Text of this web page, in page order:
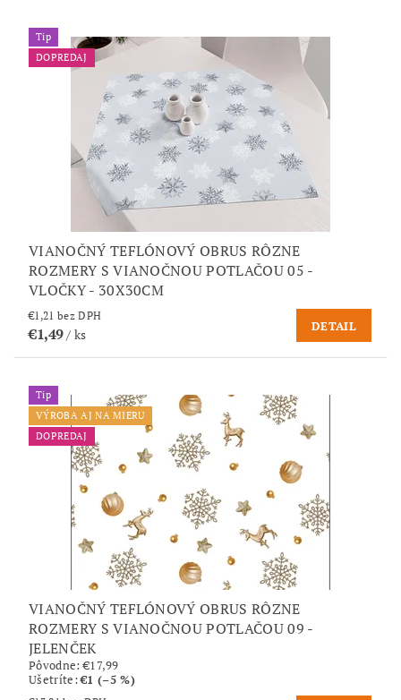
Tip
DOPREDAJ
VIANOČNÝ TEFLÓNOVÝ OBRUS RÔZNE
ROZMERY S VIANOČNOU POTLAČOU 05 -
VLOČKY - 30X30CM
€1,21 bez DPH
€1,49/ ks
DETAIL
Tip
VÝROBA AJ NA MIERU
DOPREDAJ
VIANOČNÝ TEFLÓNOVÝ OBRUS RÔZNE
ROZMERY S VIANOČNOU POTLAČOU 09 -
JELENČEK
Pôvodne:€17,99
Ušetríte:€1 (–5 %)